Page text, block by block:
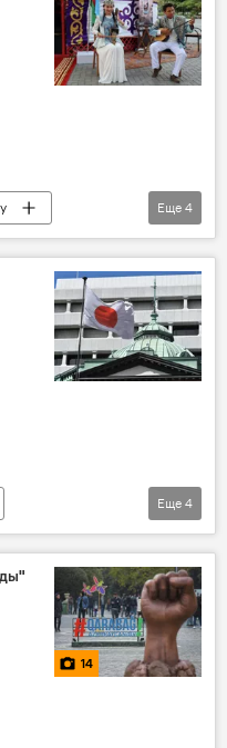
Еще 4
Дипотношения
фестиваль
Еще 4
14